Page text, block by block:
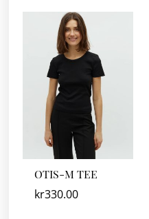
OTIS-M TEE
kr330.00